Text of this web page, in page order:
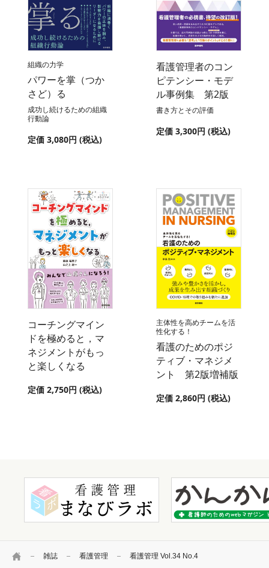
HOME 雑誌 看護管理 看護管理 Vol.34 No.4
組織の力学
パワーを掌（つか
さど）る
成功し続けるための組織
行動論
定価 3,080円 (税込)
看護管理者のコン
ピテンシー・モデ
ル事例集 第2版
書き方とその評価
定価 3,300円 (税込)
コーチングマイン
ドを極めると，マ
ネジメントがもっ
と楽しくなる
定価 2,750円 (税込)
主体性を高めチームを活
性化する！
看護のためのポジ
ティブ・マネジメ
ント 第2版増補版
定価 2,860円 (税込)